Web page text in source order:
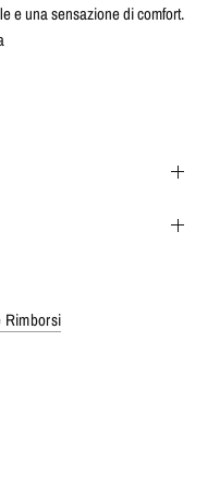
e una sensazione di comfort.
Rimborsi